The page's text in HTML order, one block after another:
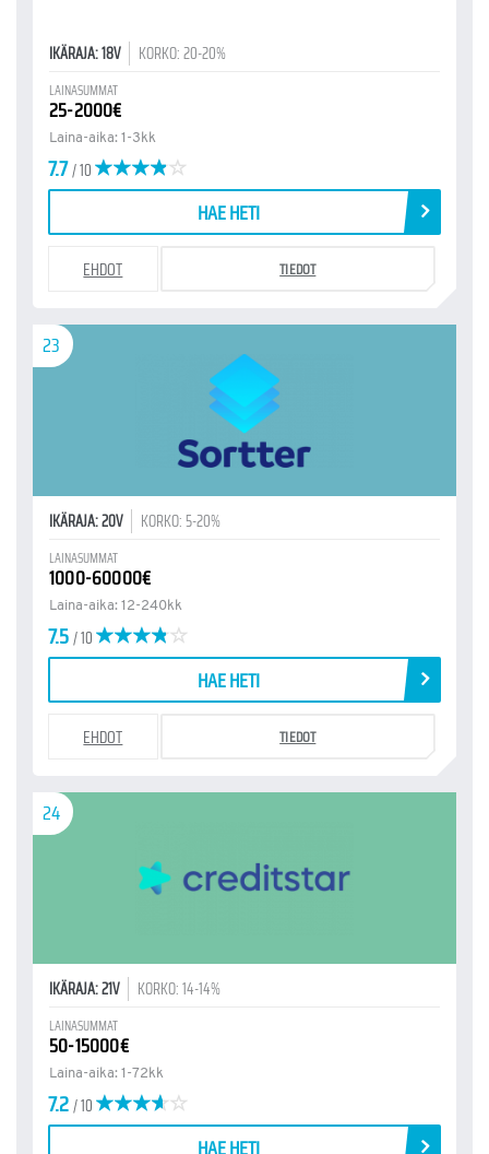
IKÄRAJA: 18V KORKO: 20-20%
LAINASUMMAT
25-2000€
Laina-aika: 1-3kk
7.7/ 10
HAE HETI
EHDOT TIEDOT
23
IKÄRAJA: 20V KORKO: 5-20%
LAINASUMMAT
1000-60000€
Laina-aika: 12-240kk
7.5/ 10
HAE HETI
EHDOT TIEDOT
24
IKÄRAJA: 21V KORKO: 14-14%
LAINASUMMAT
50-15000€
Laina-aika: 1-72kk
7.2/ 10